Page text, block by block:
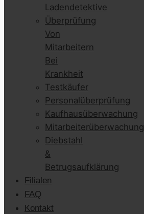
Ladendetektive
Überprüfung
Von
Mitarbeitern
Bei
Krankheit
Testkäufer
Personalüberprüfung
Kaufhausüberwachung
Mitarbeiterüberwachung
Diebstahl
&
Betrugsaufklärung
Filialen
FAQ
Kontakt